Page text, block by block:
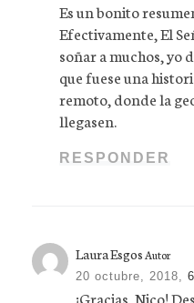
Es un bonito
Efectivamente, El
soñar a muchos, yo
que fuese una
remoto, donde la
llegasen.
RESPONDER
Laura EsgosAutor
20 octubre, 2018,
¡Gracias, Nico!